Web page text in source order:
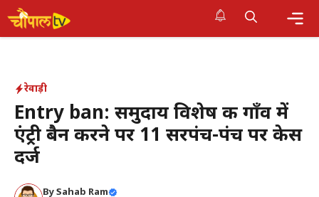
Skip
to
रेवाड़ी
Entry ban: समुदाय विशेष की गाँव में
एंट्री बैन करने पर 11 सरपंच-पंच पर केस
दर्ज
By Sahab Ram